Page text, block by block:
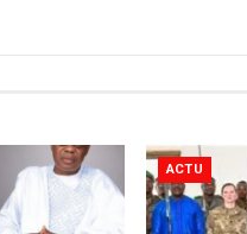
ACTU